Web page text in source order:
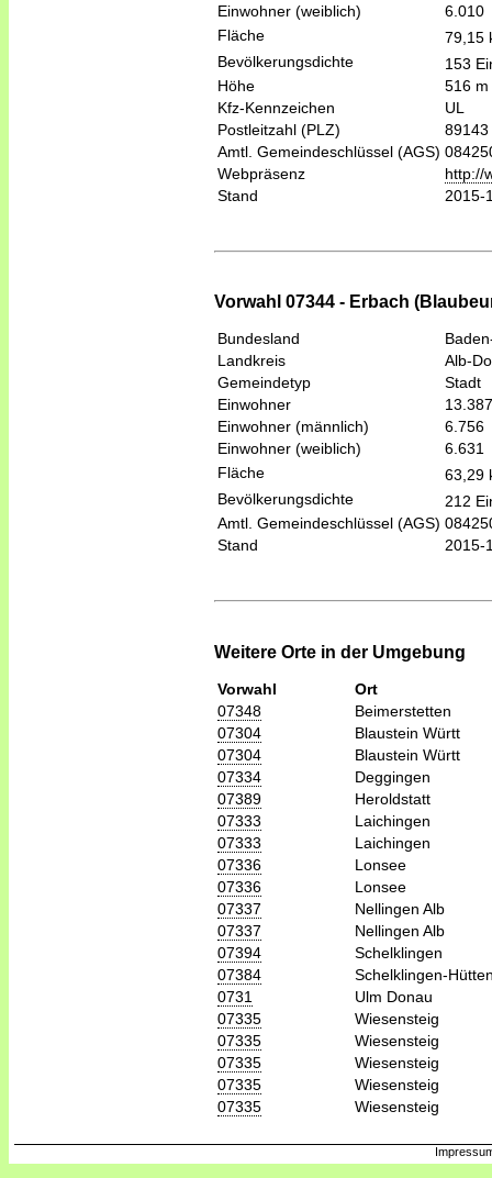
Einwohner (weiblich)
6.010
Fläche
79,15
Bevölkerungsdichte
153
Höhe
516 m
Kfz-Kennzeichen
UL
Postleitzahl (PLZ)
89143
Amtl. Gemeindeschlüssel (AGS)
Webpräsenz
http://
Stand
2015-
Vorwahl 07344 - Erbach
Bundesland
Landkreis
Alb-
Gemeindetyp
Stadt
Einwohner
13.387
Einwohner (männlich)
6.756
Einwohner (weiblich)
6.631
Fläche
63,29
Bevölkerungsdichte
212
Amtl. Gemeindeschlüssel (AGS)
Stand
2015-
Weitere Orte in der Umgebung
Vorwahl
Ort
07348
Beimerstetten
07304
Blaustein Württ
07304
Blaustein Württ
07334
Deggingen
07389
Heroldstatt
07333
Laichingen
07333
Laichingen
07336
Lonsee
07336
Lonsee
07337
Nellingen Alb
07337
Nellingen Alb
07394
Schelklingen
07384
Schelklingen-
0731
Ulm Donau
07335
Wiesensteig
07335
Wiesensteig
07335
Wiesensteig
07335
Wiesensteig
07335
Wiesensteig